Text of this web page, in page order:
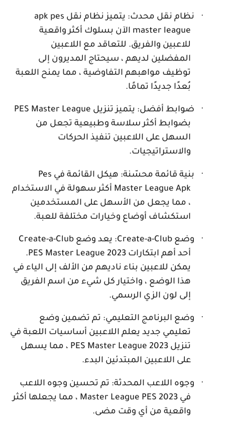
· نظام نقل محدث: يتميز نظام نقل apk pes
master league الآن بسلوك أكثر واقعية
للاعبين والفريق. للتعاقد مع اللاعبين
المفضلين لديهم ، سيحتاج المديرون إلى
توظيف مواهبهم التفاوضية ، مما يمنح اللعبة
بُعدًا جديدًا تمامًا.
· ضوابط أفضل: يتميز تنزيل PES Master League
بضوابط أكثر سلاسة وطبيعية تجعل من
السهل على اللاعبين تنفيذ الحركات
والاستراتيجيات.
· بنية قائمة محسّنة: هيكل القائمة في Pes
Master League Apk أكثر سهولة في الاستخدام
، مما يجعل من الأسهل على المستخدمين
استكشاف أوضاع وخيارات مختلفة للعبة.
· وضع Create-a-Club: يعد وضع Create-a-Club
أحد أهم ابتكارات PES Master League 2023
.
يمكن للاعبين بناء ناديهم من الألف إلى الياء في
هذا الوضع ، واختيار كل شيء من اسم الفريق
إلى لون الزي الرسمي.
·
وضع البرنامج التعليمي: تم تضمين وضع
تعليمي جديد يعلم اللاعبين أساسيات اللعبة في
تنزيل PES Master League 2023 ، مما يسهل
على اللاعبين المبتدئين البدء.
·
وجوه اللاعب المحدثة: تم تحسين وجوه اللاعب
في Master League PES 2023 ، مما يجعلها أكثر
واقعية من أي وقت مضى.